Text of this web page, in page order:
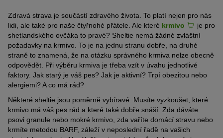
Zdravá strava je součástí zdravého života. To platí nejen pro nás
lidi, ale také pro naše čtyřnohé přátele. Ale které krmivo
je pro
shetlandského ovčáka to pravé? Sheltie nemá žádné zvláštní
požadavky na krmivo. To je na jednu stranu dobře, na druhé
straně to znamená, že na otázku správného krmiva nelze obecně
odpovědět. Při výběru krmiva je třeba vzít v úvahu jednotlivé
faktory. Jak starý je váš pes? Jak je aktivní? Trpí obezitou nebo
alergiemi? A co má rád?
Některé sheltie jsou poměrně vybíravé. Musíte vyzkoušet, které
krmivo má váš pes rád a které také dobře snáší. Zda dáváte
psovi granule nebo mokré krmivo, zda vaříte domácí stravu nebo
krmíte metodou BARF, záleží v neposlední řadě na vašich